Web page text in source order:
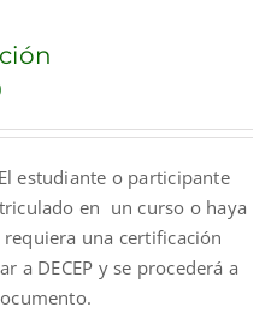
Current
$5.00.
El estudiante o participante
en un curso o haya
una certificación
a DECEP y se procederá a